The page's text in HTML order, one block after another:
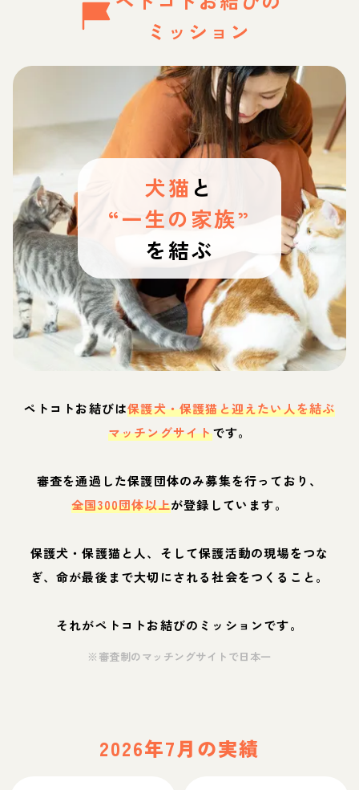
ミッション
犬猫 と
“一生の家族”
を結ぶ
ペトコトお結びは保護犬・保護猫と迎えたい人を結ぶ
マッチングサイトです。
審査を通過した保護団体のみ募集を行っており、
全国300団体以上が登録しています。
保護犬・保護猫と人、そして保護活動の現場をつな
ぎ、命が最後まで大切にされる社会をつくること。
それがペトコトお結びのミッションです。
※審査制のマッチングサイトで日本一
2026年7月の実績